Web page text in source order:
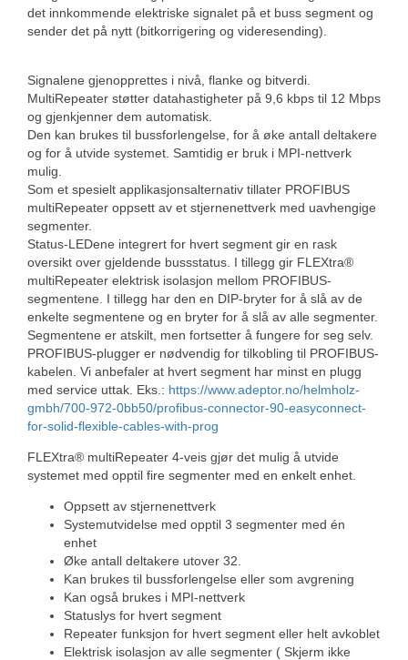
det innkommende elektriske signalet på et buss segment og
sender det på nytt (bitkorrigering og videresending).
Signalene gjenopprettes i nivå, flanke og bitverdi.
MultiRepeater støtter datahastigheter på 9,6 kbps til 12 Mbps
og gjenkjenner dem automatisk.
Den kan brukes til bussforlengelse, for å øke antall deltakere
og for å utvide systemet. Samtidig er bruk i MPI-nettverk
mulig.
Som et spesielt applikasjonsalternativ tillater PROFIBUS
multiRepeater oppsett av et stjernenettverk med uavhengige
segmenter.
Status-LEDene integrert for hvert segment gir en rask
oversikt over gjeldende bussstatus. I tillegg gir FLEXtra®
multiRepeater elektrisk isolasjon mellom PROFIBUS-
segmentene. I tillegg har den en DIP-bryter for å slå av de
enkelte segmentene og en bryter for å slå av alle segmenter.
Segmentene er atskilt, men fortsetter å fungere for seg selv.
PROFIBUS-plugger er nødvendig for tilkobling til PROFIBUS-
kabelen. Vi anbefaler at hvert segment har minst en plugg
med service uttak. Eks.: https://www.adeptor.no/helmholz-
gmbh/700-972-0bb50/profibus-connector-90-easyconnect-
for-solid-flexible-cables-with-prog
FLEXtra® multiRepeater 4-veis gjør det mulig å utvide
systemet med opptil fire segmenter med en enkelt enhet.
Oppsett av stjernenettverk
Systemutvidelse med opptil 3 segmenter med én
enhet
Øke antall deltakere utover 32.
Kan brukes til bussforlengelse eller som avgrening
Kan også brukes i MPI-nettverk
Statuslys for hvert segment
Repeater funksjon for hvert segment eller helt avkoblet
Elektrisk isolasjon av alle segmenter ( Skjerm ikke